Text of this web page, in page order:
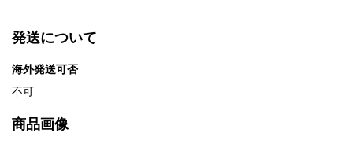
発送について
海外発送可否
不可
商品画像